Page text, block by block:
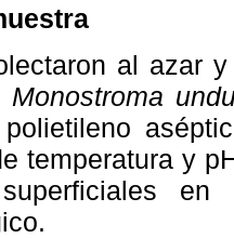
al azar y
Monostroma
temperatura y
en